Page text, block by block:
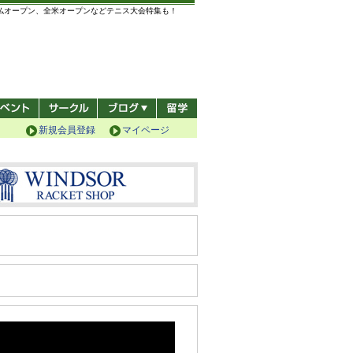
ープン、全米オープンなどテニス大会特集も！
マイページ
新規会員登録